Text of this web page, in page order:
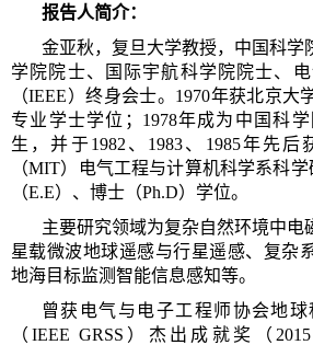
报告人简介：
金亚秋，复旦大学教授，中国科学
学院院士、国际宇航科学院院士、
（IEEE）终身会士。1970年获北京大
专业学士学位；1978年成为中国科
生，并于1982、1983、1985年先
（MIT）电气工程与计算机科学系科
（E.E）、博士（Ph.D）学位。
主要研究领域为复杂自然环境中电
星载微波地球遥感与行星遥感、复杂
地海目标监测智能信息感知等。
曾获电气与电子工程师协会地
（IEEE GRSS）杰出成就奖（